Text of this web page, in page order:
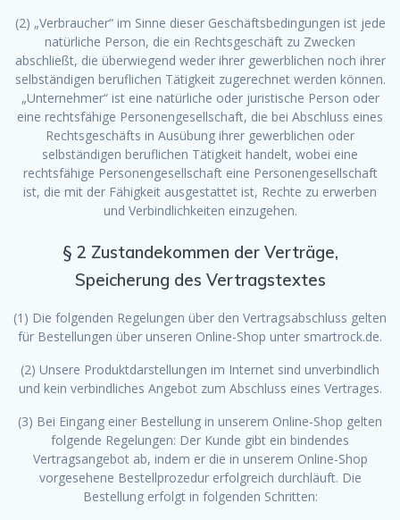
(2) „Verbraucher“ im Sinne dieser Geschäftsbedingungen ist jede
natürliche Person, die ein Rechtsgeschäft zu Zwecken
abschließt, die überwiegend weder ihrer gewerblichen noch ihrer
selbständigen beruflichen Tätigkeit zugerechnet werden können.
„Unternehmer“ ist eine natürliche oder juristische Person oder
eine rechtsfähige Personengesellschaft, die bei Abschluss eines
Rechtsgeschäfts in Ausübung ihrer gewerblichen oder
selbständigen beruflichen Tätigkeit handelt, wobei eine
rechtsfähige Personengesellschaft eine Personengesellschaft
ist, die mit der Fähigkeit ausgestattet ist, Rechte zu erwerben
und Verbindlichkeiten einzugehen.
§ 2 Zustandekommen der Verträge,
Speicherung des Vertragstextes
(1) Die folgenden Regelungen über den Vertragsabschluss gelten
für Bestellungen über unseren Online-Shop unter smartrock.de.
(2) Unsere Produktdarstellungen im Internet sind unverbindlich
und kein verbindliches Angebot zum Abschluss eines Vertrages.
(3) Bei Eingang einer Bestellung in unserem Online-Shop gelten
folgende Regelungen: Der Kunde gibt ein bindendes
Vertragsangebot ab, indem er die in unserem Online-Shop
vorgesehene Bestellprozedur erfolgreich durchläuft. Die
Bestellung erfolgt in folgenden Schritten: